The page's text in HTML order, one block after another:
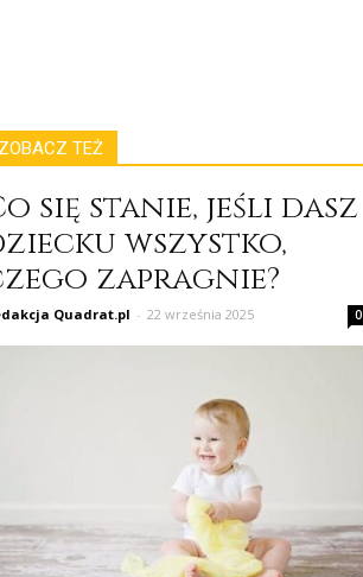
TEŻ
się stanie, jeśli dasz
wszystko,
zapragnie?
Quadrat.pl - 22 września 2025 0